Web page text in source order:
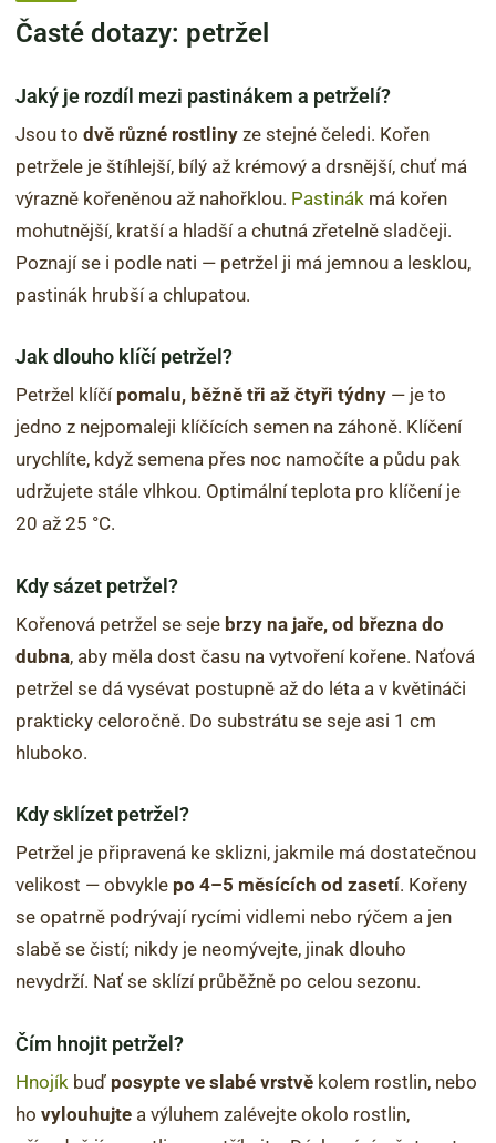
Časté dotazy: petržel
Jaký je rozdíl mezi pastinákem a petrželí?
Jsou to dvě různé rostliny ze stejné čeledi. Kořen
petržele je štíhlejší, bílý až krémový a drsnější, chuť má
výrazně kořeněnou až nahořklou. Pastinák má kořen
mohutnější, kratší a hladší a chutná zřetelně sladčeji.
Poznají se i podle nati — petržel ji má jemnou a lesklou,
pastinák hrubší a chlupatou.
Jak dlouho klíčí petržel?
Petržel klíčí pomalu, běžně tři až čtyři týdny — je to
jedno z nejpomaleji klíčících semen na záhoně. Klíčení
urychlíte, když semena přes noc namočíte a půdu pak
udržujete stále vlhkou. Optimální teplota pro klíčení je
20 až 25 °C.
Kdy sázet petržel?
Kořenová petržel se seje brzy na jaře, od března do
dubna, aby měla dost času na vytvoření kořene. Naťová
petržel se dá vysévat postupně až do léta a v květináči
prakticky celoročně. Do substrátu se seje asi 1 cm
hluboko.
Kdy sklízet petržel?
Petržel je připravená ke sklizni, jakmile má dostatečnou
velikost — obvykle po 4–5 měsících od zasetí. Kořeny
se opatrně podrývají rycími vidlemi nebo rýčem a jen
slabě se čistí; nikdy je neomývejte, jinak dlouho
nevydrží. Nať se sklízí průběžně po celou sezonu.
Čím hnojit petržel?
Hnojík buď posypte ve slabé vrstvě kolem rostlin, nebo
ho vylouhujte a výluhem zalévejte okolo rostlin,